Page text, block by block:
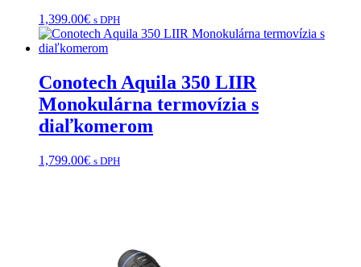
1,399.00€ s DPH
Conotech Aquila 350 LIIR
Monokulárna termovízia s
diaľkomerom
1,799.00€ s DPH